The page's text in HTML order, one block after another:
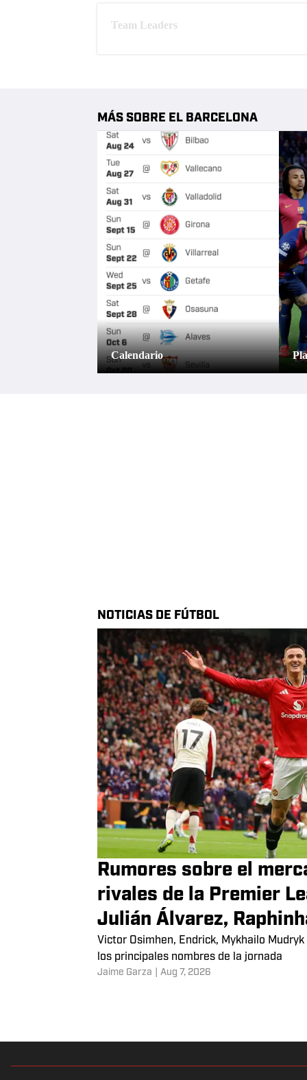
BARCELONA 2025–26 MÁXIMOS
Team Leaders
Calendario
NOTICIAS DE FÚTBOL